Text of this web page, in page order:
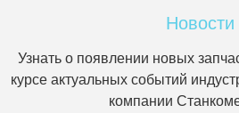
Новости
Узнать о появлении новых
курсе актуальных событий
компании